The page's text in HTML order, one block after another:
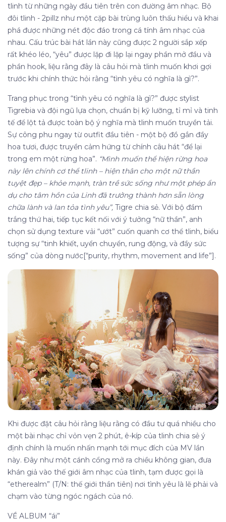
tlinh từ những ngày đầu tiên trên con đường âm nhạc. Bộ
đôi tlinh - 2pillz như một cặp bài trùng luôn thấu hiểu và khai
phá được những nét độc đáo trong cá tính âm nhạc của
nhau. Cấu trúc bài hát lần này cũng được 2 người sắp xếp
rất khéo léo, “yêu” được lặp đi lặp lại ngay phần mở đầu và
phần hook, liệu rằng đây là câu hỏi mà tlinh muốn khơi gợi
trước khi chính thức hỏi rằng “tình yêu có nghĩa là gì?”.
Trang phục trong “tình yêu có nghĩa là gì?” được stylist
Tigrebia và đội ngũ lựa chọn, chuẩn bị kỹ lưỡng, tỉ mỉ và tinh
tế để lột tả được toàn bộ ý nghĩa mà tlinh muốn truyền tải.
Sự công phu ngay từ outfit đầu tiên - một bộ đồ gắn đầy
hoa tươi, được truyền cảm hứng từ chính câu hát “để lại
trong em một rừng hoa”. “Mình muốn thể hiện rừng hoa
này lên chính cơ thể tlinh – hiện thân cho một nữ thần
tuyệt đẹp – khỏe mạnh, tràn trề sức sống như một phép ẩn
dụ cho tâm hồn của Linh đã trưởng thành hơn sẵn lòng
chữa lành và lan tỏa tình yêu”, Tigre chia sẻ. Với bộ đầm
trắng thứ hai, tiếp tục kết nối với ý tưởng “nữ thần”, anh
chọn sử dụng texture vải “ướt” cuốn quanh cơ thể tlinh, biểu
tượng sự “tinh khiết, uyển chuyển, rung động, và đầy sức
sống” của dòng nước[“purity, rhythm, movement and life”].
Khi được đặt câu hỏi rằng liệu rằng có đầu tư quá nhiều cho
một bài nhạc chỉ vỏn vẹn 2 phút, ê-kíp của tlinh chia sẻ ý
định chính là muốn nhấn mạnh tới mục đích của MV lần
này. Đây như một cánh cổng mở ra chiều không gian, đưa
khán giả vào thế giới âm nhạc của tlinh, tạm được gọi là
“etherealm” (T/N: thế giới thần tiên) nơi tình yêu là lẽ phải và
chạm vào từng ngóc ngách của nó.
VỀ ALBUM “ái”